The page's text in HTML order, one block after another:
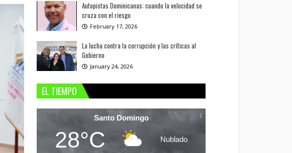
Autopistas Dominicanas: cuando la velocidad se
cruza con el riesgo
February 17, 2026
La lucha contra la corrupción y las críticas al
Gobierno
January 24, 2026
EL TIEMPO
Santo Domingo
28°C Nublado